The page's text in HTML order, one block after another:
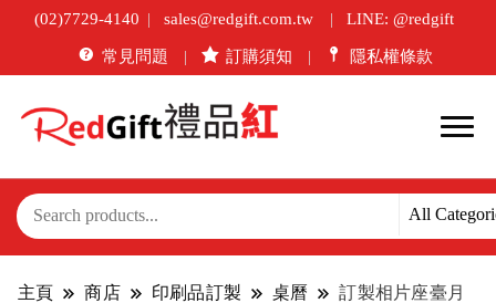
(02)7729-4140 sales@redgift.com.tw LINE: @redgift
常見問題 訂購須知 隱私權條款
主頁 商店 印刷品訂製 桌曆
訂製相片座臺月